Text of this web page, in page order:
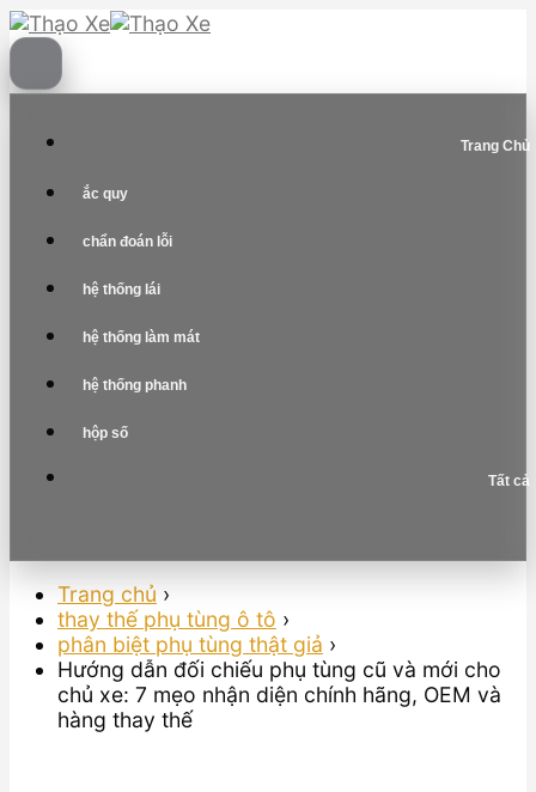
Skip
to
content
Trang Chủ
ắc quy
chẩn đoán lỗi
hệ thống lái
hệ thống làm mát
hệ thống phanh
hộp số
Tất cả
Trang chủ ›
thay thế phụ tùng ô tô ›
phân biệt phụ tùng thật giả ›
Hướng dẫn đối chiếu phụ tùng cũ và mới cho
chủ xe: 7 mẹo nhận diện chính hãng, OEM và
hàng thay thế